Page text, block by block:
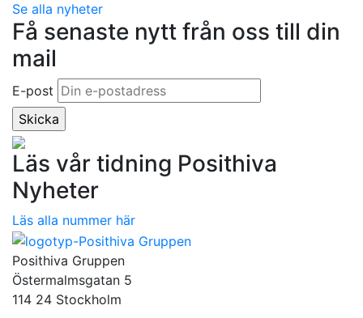
Se alla nyheter
Få senaste nytt från oss till din
mail
E-post
Läs vår tidning Posithiva
Nyheter
Läs alla nummer här
Posithiva Gruppen
Östermalmsgatan 5
114 24 Stockholm